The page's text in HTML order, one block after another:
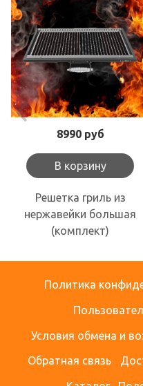
8990 руб
В корзину
Решетка гриль из
нержавейки большая
(комплект)
Политика
Условия обмена и
Обратная связь